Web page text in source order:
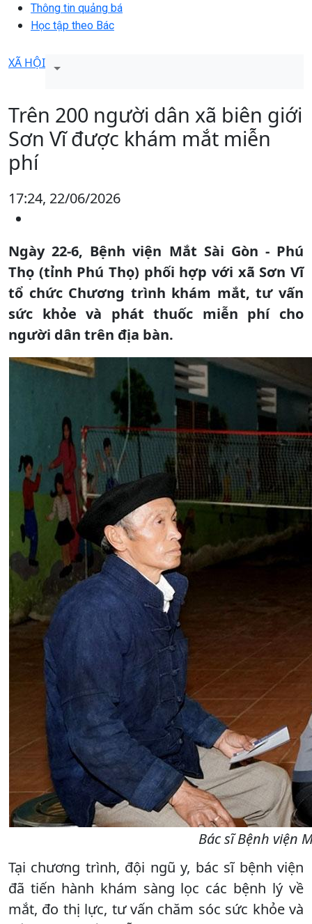
Thông tin quảng bá
Học tập theo Bác
XÃ HỘI
Trên 200 người dân xã biên giới
Sơn Vĩ được khám mắt miễn
phí
17:24, 22/06/2026
Ngày 22-6, Bệnh viện Mắt Sài Gòn - Phú
Thọ (tỉnh Phú Thọ) phối hợp với xã Sơn Vĩ
tổ chức Chương trình khám mắt, tư vấn
sức khỏe và phát thuốc miễn phí cho
người dân trên địa bàn.
Bác sĩ Bệnh viện
Tại chương trình, đội ngũ y, bác sĩ bệnh viện
đã tiến hành khám sàng lọc các bệnh lý về
mắt, đo thị lực, tư vấn chăm sóc sức khỏe và